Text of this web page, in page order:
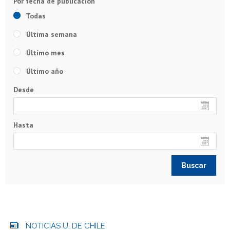
Todas
Última semana
Último mes
Último año
Desde
Hasta
NOTICIAS U. DE CHILE